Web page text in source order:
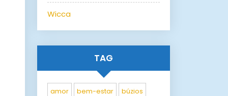
Wicca
TAG
amor bem-estar búzios